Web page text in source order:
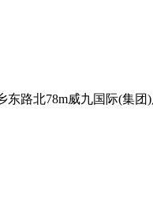
东路北78m威九国际(集团